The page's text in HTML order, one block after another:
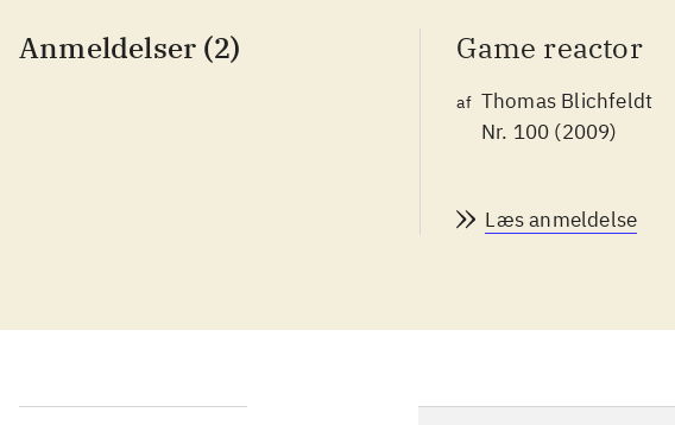
Anmeldelser (2) Game reactor
af Thomas Blichfeldt
Nr. 100 (2009)
Læs anmeldelse